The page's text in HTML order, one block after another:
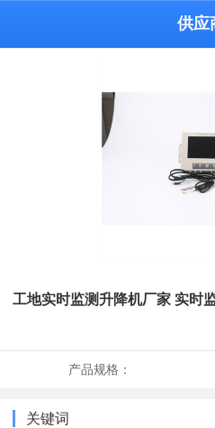
供应
工地实时监测升降机厂家 实时
产品规格：
关键词